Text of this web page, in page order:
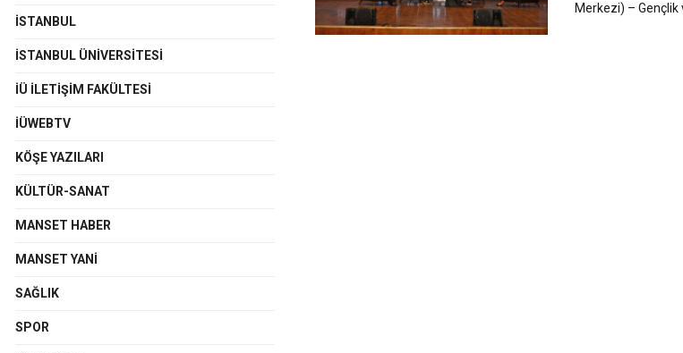
Merkezi) – Gençlik
İSTANBUL
İSTANBUL ÜNIVERSITESI
İÜ İLETIŞIM FAKÜLTESI
İÜWEBTV
KÖŞE YAZILARI
KÜLTÜR-SANAT
MANSET HABER
MANSET YANI
SAĞLIK
SPOR